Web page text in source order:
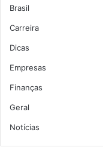
Brasil
Carreira
Dicas
Empresas
Finanças
Geral
Notícias